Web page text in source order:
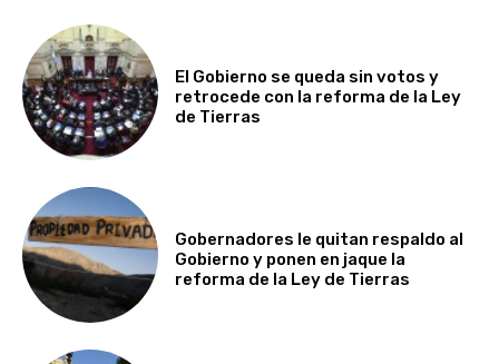
El Gobierno se queda sin votos y
retrocede con la reforma de la Ley
de Tierras
Gobernadores le quitan respaldo al
Gobierno y ponen en jaque la
reforma de la Ley de Tierras